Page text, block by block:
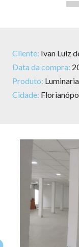
Cliente: Ivan Luiz
Data da compra:
Produto:
Cidade: